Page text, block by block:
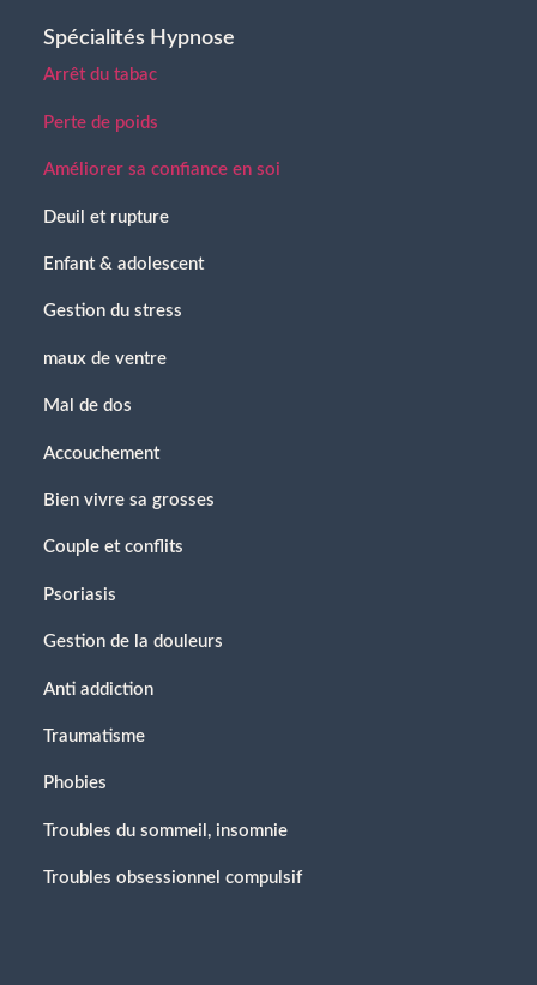
Spécialités Hypnose
Arrêt du tabac
Perte de poids
Améliorer sa confiance en soi
Deuil et rupture
Enfant & adolescent
Gestion du stress
maux de ventre
Mal de dos
Accouchement
Bien vivre sa grosses
Couple et conflits
Psoriasis
Gestion de la douleurs
Anti addiction
Traumatisme
Phobies
Troubles du sommeil, insomnie
Troubles obsessionnel compulsif